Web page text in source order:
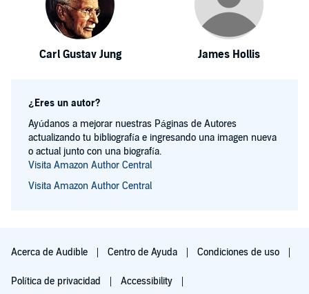
Carl Gustav Jung James Hollis
¿Eres un autor?
Ayúdanos a mejorar nuestras Páginas de Autores
actualizando tu bibliografía e ingresando una imagen nueva
o actual junto con una biografía.
Visita Amazon Author Central
Visita Amazon Author Central
Acerca de Audible Centro de Ayuda Condiciones de uso
Política de privacidad Accessibility